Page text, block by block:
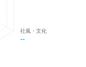
社風・文化
--